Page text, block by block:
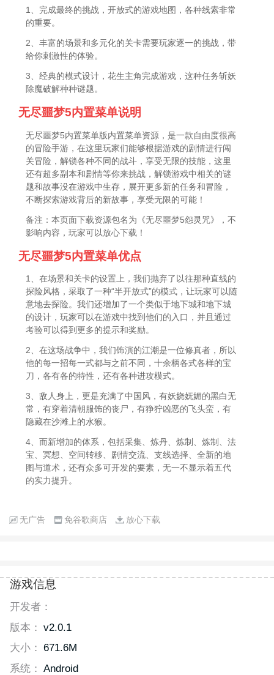
1、完成最终的挑战，开放式的游戏地图，各种线索非常
的重要。
2、丰富的场景和多元化的关卡需要玩家逐一的挑战，带
给你刺激性的体验。
3、经典的模式设计，花生主角完成游戏，这种任务斩妖
除魔破解种种谜题。
无尽噩梦5内置菜单说明
无尽噩梦5内置菜单版内置菜单资源，是一款自由度很高
的冒险手游，在这里玩家们能够根据游戏的剧情进行闯
关冒险，解锁各种不同的战斗，享受无限的技能，这里
还有超多副本和剧情等你来挑战，解锁游戏中相关的谜
题和故事没在游戏中生存，展开更多新的任务和冒险，
不断探索游戏背后的新故事，享受无限的可能！
备注：本页面下载资源包名为《无尽噩梦5怨灵咒》，不
影响内容，玩家可以放心下载！
无尽噩梦5内置菜单优点
1、在场景和关卡的设置上，我们抛弃了以往那种直线的
探险风格，采取了一种“半开放式”的模式，让玩家可以随
意地去探险。我们还增加了一个类似于地下城和地下城
的设计，玩家可以在游戏中找到他们的入口，并且通过
考验可以得到更多的提示和奖励。
2、在这场战争中，我们饰演的江潮是一位修真者，所以
他的每一招每一式都与之前不同，十余柄各式各样的宝
刀，各有各的特性，还有各种进攻模式。
3、敌人身上，更是充满了中国风，有妖娆妩媚的黑白无
常，有穿着清朝服饰的丧尸，有狰狞凶恶的飞头蛮，有
隐藏在沙滩上的水猴。
4、而新增加的体系，包括采集、炼丹、炼制、炼制、法
宝、冥想、空间转移、剧情交流、支线选择、全新的地
图与道术，还有众多可开发的要素，无一不显示着五代
的实力提升。
无广告 免谷歌商店 放心下载
游戏信息
开发者：
版本： v2.0.1
大小： 671.6M
系统： Android